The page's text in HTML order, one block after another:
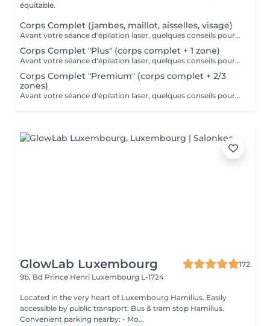
équitable.
Corps Complet (jambes, maillot, aisselles, visage)
Avant votre séance d'épilation laser, quelques conseils pour un meilleur confort et un résultat optimal : 1. Rasez la zone à traiter : de préférence la veille avec un rasoir. 2. Venez avec une peau propre et sèche : sans maquillage, crème, parfum, huile ou déodorant. 3. Protégez votre peau : évitez le soleil, l'autobronzant ainsi que les gommages durant les 3 jours précédant la séance.
Corps Complet "Plus" (corps complet + 1 zone)
Avant votre séance d'épilation laser, quelques conseils pour un meilleur confort et un résultat optimal : 1. Rasez la zone à traiter : de préférence la veille avec un rasoir. 2. Venez avec une peau propre et sèche : sans maquillage, crème, parfum, huile ou déodorant. 3. Protégez votre peau : évitez le soleil, l'autobronzant ainsi que les gommages durant les 3 jours précédant la séance.
Corps Complet "Premium" (corps complet + 2/3
zones)
Avant votre séance d'épilation laser, quelques conseils pour un meilleur confort et un résultat optimal : 1. Rasez la zone à traiter : de préférence la veille avec un rasoir. 2. Venez avec une peau propre et sèche : sans maquillage, crème, parfum, huile ou déodorant. 3. Protégez votre peau : évitez le soleil, l'autobronzant ainsi que les gommages durant les 3 jours précédant la séance.
GlowLab Luxembourg
172
9b, Bd Prince Henri Luxembourg L-1724
Located in the very heart of Luxembourg Hamilius. Easily
accessible by public transport: Bus & tram stop Hamilius.
Convenient parking nearby: - Mo...